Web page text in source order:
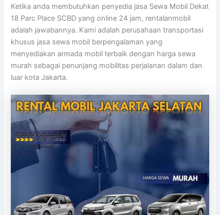
Ketika anda membutuhkan penyedia jasa Sewa Mobil Dekat
18 Parc Place SCBD yang online 24 jam, rentalanmobil
adalah jawabannya. Kami adalah perusahaan transportasi
khusus jasa sewa mobil berpengalaman yang
menyediakan armada mobil terbaik dengan harga sewa
murah sebagai penunjang mobilitas perjalanan dalam dan
luar kota Jakarta.